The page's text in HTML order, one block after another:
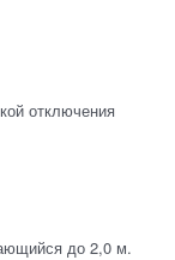
отключения
до 2,0 м.